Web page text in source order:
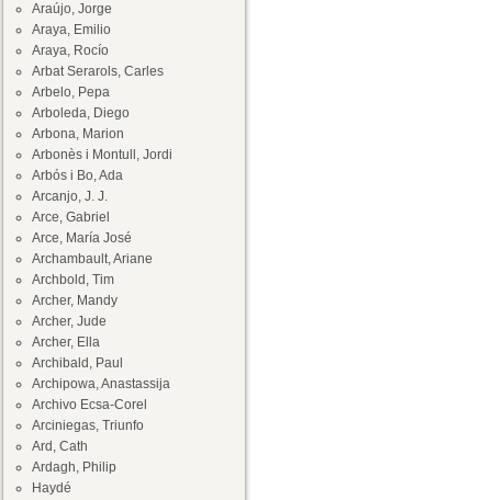
Araújo, Jorge
Araya, Emilio
Araya, Rocío
Arbat Serarols, Carles
Arbelo, Pepa
Arboleda, Diego
Arbona, Marion
Arbonès i Montull, Jordi
Arbós i Bo, Ada
Arcanjo, J. J.
Arce, Gabriel
Arce, María José
Archambault, Ariane
Archbold, Tim
Archer, Mandy
Archer, Jude
Archer, Ella
Archibald, Paul
Archipowa, Anastassija
Archivo Ecsa-Corel
Arciniegas, Triunfo
Ard, Cath
Ardagh, Philip
Haydé